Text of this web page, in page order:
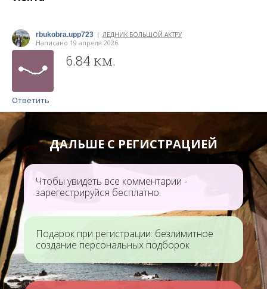
rbukobra.upp723 | ЛЕДНИК БОЛЬШОЙ АКТРУ
Написано 19 апреля 2026
6.84 км.
Ответить
ДАЛЬШЕ С РЕГИСТРАЦИЕЙ
Чтобы увидеть все комментарии -
зарегестрируйся бесплатно.
Подарок при регистрации: безлимитное
создание персональных подборок